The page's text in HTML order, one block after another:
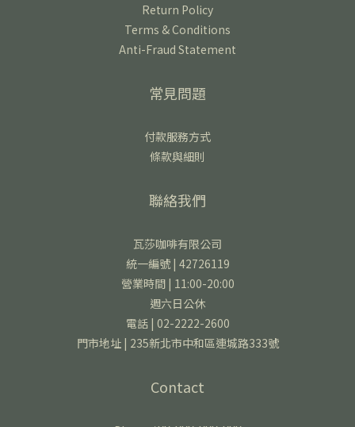
Return Policy
Terms & Conditions
Anti-Fraud Statement
常見問題
付款服務方式
條款與細則
聯絡我們
瓦莎咖啡有限公司
統一編號 | 42726119
營業時間 | 11:00-20:00
週六日公休
電話 | 02-2222-2600
門市地址 | 235新北市中和區連城路333號
Contact